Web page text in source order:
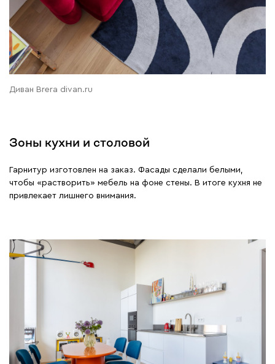
Диван Brera divan.ru
Зоны кухни и столовой
Гарнитур изготовлен на заказ. Фасады сделали белыми,
чтобы «растворить» мебель на фоне стены. В итоге кухня не
привлекает лишнего внимания.